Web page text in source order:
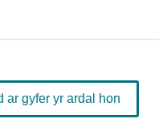
ar gyfer yr ardal hon